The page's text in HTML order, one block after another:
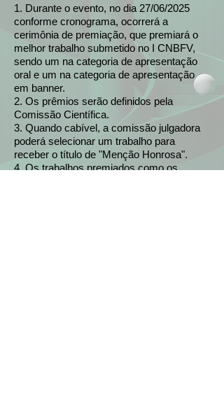
1. Durante o evento, no dia 27/06/2025
conforme cronograma, ocorrerá a
cerimônia de premiação, que premiará o
melhor trabalho submetido no I CNBFV,
sendo um na categoria de apresentação
oral e um na categoria de apresentação
em banner.
2. Os prêmios serão definidos pela
Comissão Científica.
3. Quando cabível, a comissão julgadora
poderá selecionar um trabalho para
receber o título de "Menção Honrosa".
4. Os trabalhos premiados como os